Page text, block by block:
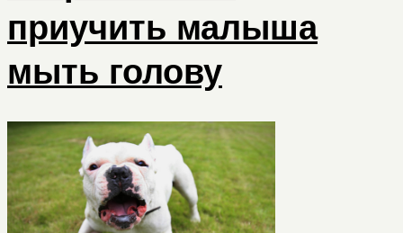
приучить малыша
мыть голову